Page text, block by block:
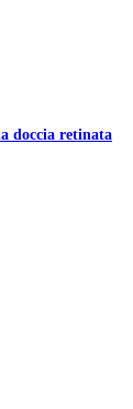
doccia retinata